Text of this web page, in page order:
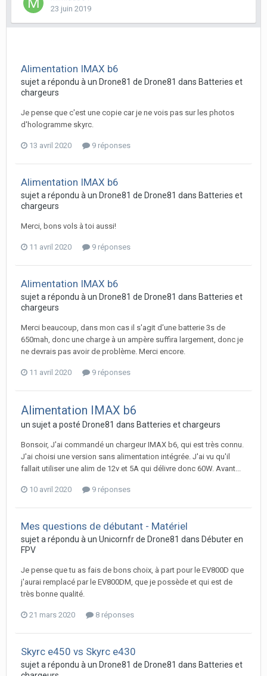
23 juin 2019
Alimentation IMAX b6
sujet a répondu à un Drone81 de Drone81 dans Batteries et
chargeurs
Je pense que c'est une copie car je ne vois pas sur les photos
d'hologramme skyrc.
13 avril 2020 9 réponses
Alimentation IMAX b6
sujet a répondu à un Drone81 de Drone81 dans Batteries et
chargeurs
Merci, bons vols à toi aussi!
11 avril 2020 9 réponses
Alimentation IMAX b6
sujet a répondu à un Drone81 de Drone81 dans Batteries et
chargeurs
Merci beaucoup, dans mon cas il s'agit d'une batterie 3s de
650mah, donc une charge à un ampère suffira largement, donc je
ne devrais pas avoir de problème. Merci encore.
11 avril 2020 9 réponses
Alimentation IMAX b6
un sujet a posté Drone81 dans Batteries et chargeurs
Bonsoir, J'ai commandé un chargeur IMAX b6, qui est très connu.
J'ai choisi une version sans alimentation intégrée. J'ai vu qu'il
fallait utiliser une alim de 12v et 5A qui délivre donc 60W. Avant...
10 avril 2020 9 réponses
Mes questions de débutant - Matériel
sujet a répondu à un Unicornfrde Drone81 dans Débuter en
FPV
Je pense que tu as fais de bons choix, à part pour le EV800D que
j'aurai remplacé par le EV800DM, que je possède et qui est de
très bonne qualité.
21 mars 2020 8 réponses
Skyrc e450 vs Skyrc e430
sujet a répondu à un Drone81 de Drone81 dans Batteries et